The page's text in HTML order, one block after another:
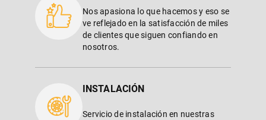
Nos apasiona lo que hacemos y eso se
ve reflejado en la satisfacción de miles
de clientes que siguen confiando en
nosotros.
INSTALACIÓN
Servicio de instalación en nuestras